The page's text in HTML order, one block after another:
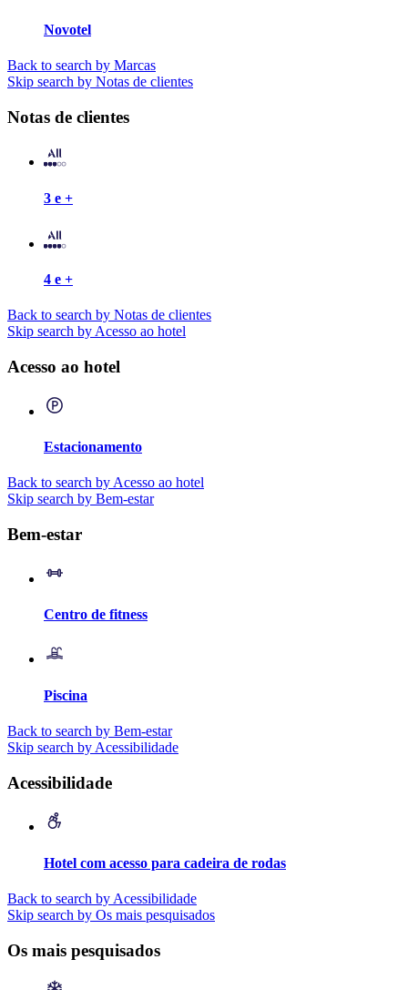
Novotel
Back to search by Marcas
Skip search by Notas de clientes
Notas de clientes
3 e +
4 e +
Back to search by Notas de clientes
Skip search by Acesso ao hotel
Acesso ao hotel
Estacionamento
Back to search by Acesso ao hotel
Skip search by Bem-estar
Bem-estar
Centro de fitness
Piscina
Back to search by Bem-estar
Skip search by Acessibilidade
Acessibilidade
Hotel com acesso para cadeira de rodas
Back to search by Acessibilidade
Skip search by Os mais pesquisados
Os mais pesquisados